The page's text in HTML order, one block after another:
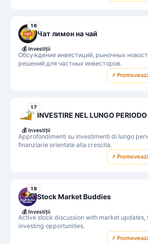
16
Чат лимон на чай
Обсуждение инвестиций, рыночных
решений для частных инвесторов.
💰 Investiții
⚡
17
INVESTIRE NEL LUNGO PERIODO
Approfondimenti su investimenti di lungo
finanziarie orientate alla crescita.
💰 Investiții
⚡
18
Stock Market Buddies
Active stock discussion with market updates,
investing opportunities.
💰 Investiții
⚡